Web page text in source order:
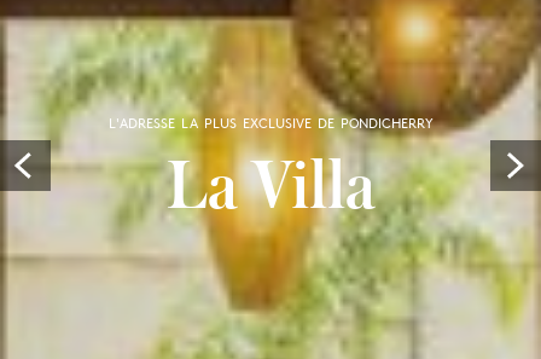
Prev
L'ADRESSE LA PLUS EXCLUSIVE DE PONDICHERRY
La Villa